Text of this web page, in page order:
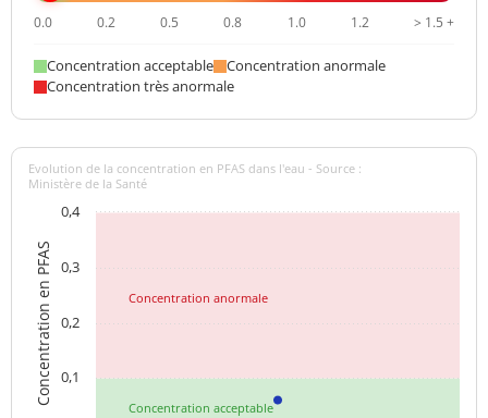
0.0 0.2 0.5 0.8 1.0 1.2 > 1.5 +
Concentration acceptable
Concentration anormale
Concentration très anormale
Concentration acceptable
Concentration anormale
Concentration en PFAS
Evolution de la concentration en PFAS dans l'eau - Source :
Ministère de la Santé
0,1
0,2
0,3
0,4